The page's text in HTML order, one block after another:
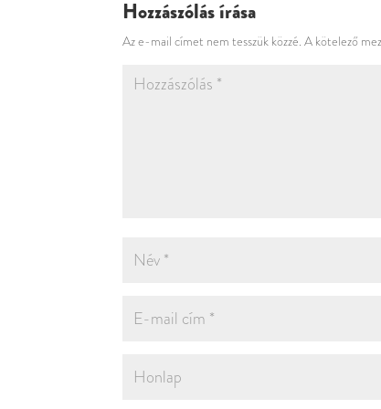
Hozzászólás írása
Az e-mail címet nem tesszük közzé. A kötelező